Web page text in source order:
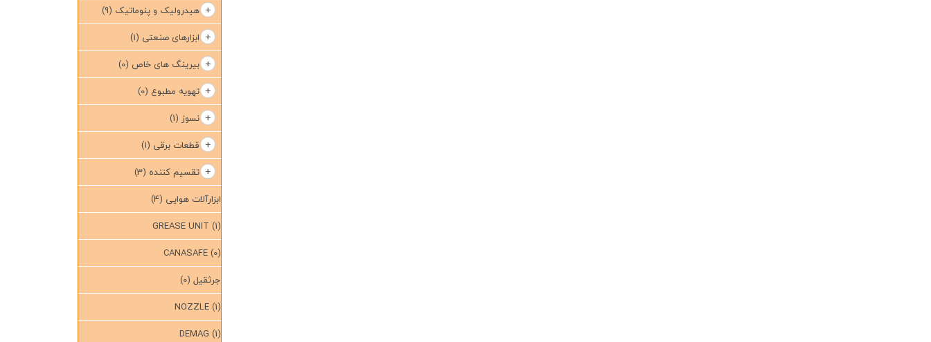
هیدرولیک و پنوماتیک (9)
ابزارهای صنعتی (1)
بیرینگ های خاص (0)
تهویه مطبوع (0)
نسوز (1)
قطعات برقی (1)
تقسیم کننده (3)
ابزارآلات هوایی (4)
GREASE UNIT (1)
CANASAFE(0)
جرثقیل (0)
NOZZLE(1)
DEMAG (1)